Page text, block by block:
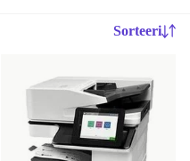
Sorteeri